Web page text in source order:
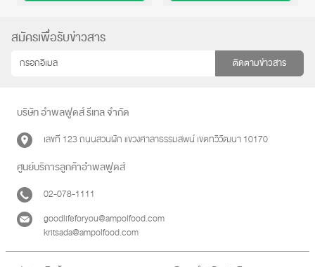
สมัครเพื่อรับข่าวสาร
ติดตามข่าวสาร
บริษัท อำพลฟูดส์ รีเทล จำกัด
เลขที่ 123 ถนนสวนผัก แขวงศาลาธรรมสพน์ เขตทวีวัฒนา 10170
ศูนย์บริการลูกค้าอำพลฟูดส์
02-078-1111
goodlifeforyou@ampolfood.com
kritsada@ampolfood.com